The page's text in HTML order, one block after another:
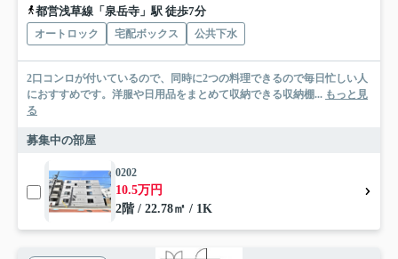
都営浅草線「泉岳寺」駅 徒歩7分
オートロック 宅配ボックス 公共下水
2口コンロが付いているので、同時に2つの料理できるので毎日忙しい人
におすすめです。洋服や日用品をまとめて収納できる収納棚... もっと見
る
募集中の部屋
0202
10.5万円
2階 / 22.78㎡ / 1K